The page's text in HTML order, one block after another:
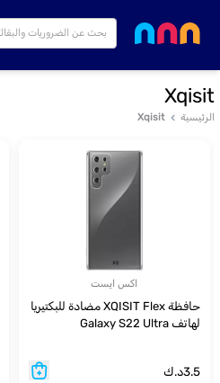
Xqisit
الرئيسية Xqisit
اكس ايست
حافظة XQISIT Flex مضادة للبكتيريا
لهاتف Galaxy S22 Ultra
3.5د.ك